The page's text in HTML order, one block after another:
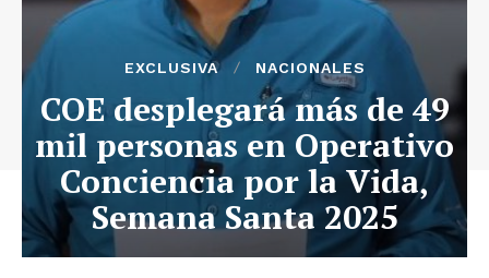
EXCLUSIVA NACIONALES
COE desplegará más de 49
mil personas en Operativo
Conciencia por la Vida,
Semana Santa 2025